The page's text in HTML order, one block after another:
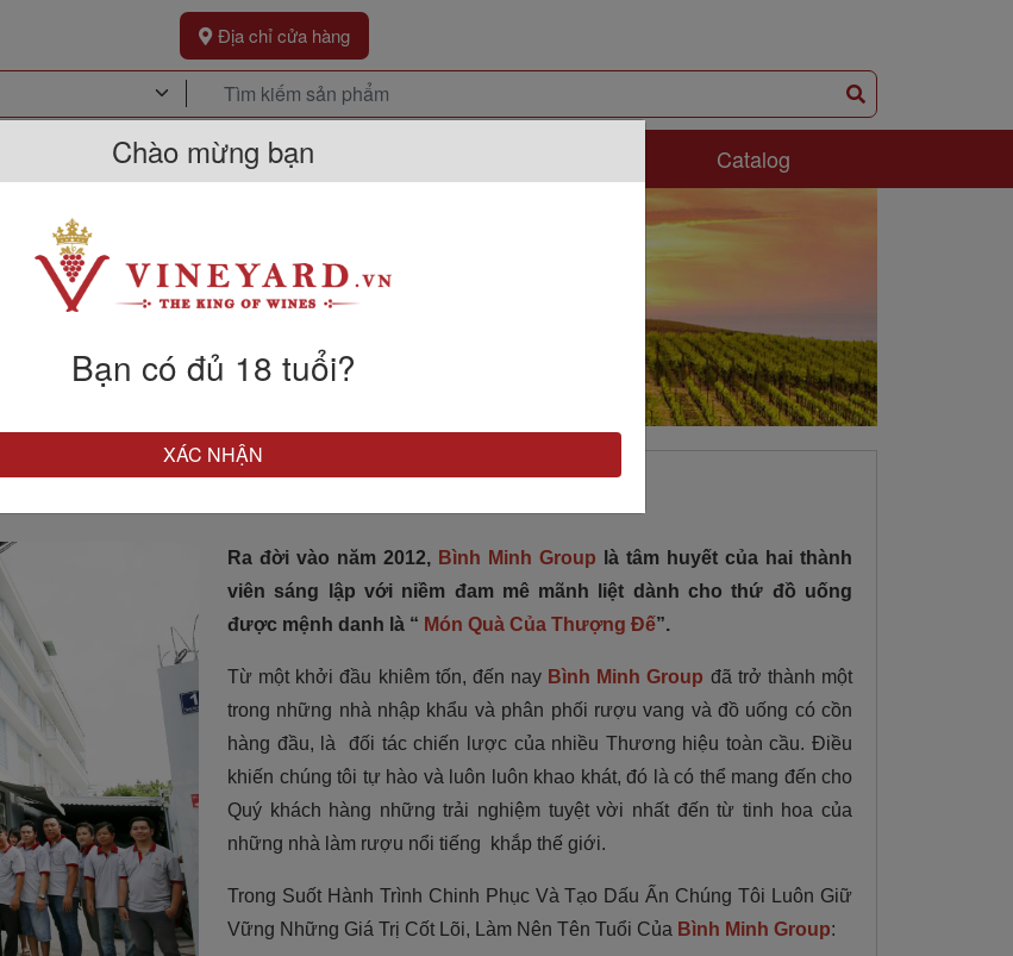
Địa chỉ cửa hàng
Sự Kiện Catalog
GIỚI THIỆU BINH MINH GROUP
Ra đời vào năm 2012, Bình Minh Group là tâm huyết của hai thành
viên sáng lập với niềm đam mê mãnh liệt dành cho thứ đồ uống
được mệnh danh là “ Món Quà Của Thượng Đế”.
Từ một khởi đầu khiêm tốn, đến nay Bình Minh Group đã trở thành một
trong những nhà nhập khẩu và phân phối rượu vang và đồ uống có cồn
hàng đầu, là đối tác chiến lược của nhiều Thương hiệu toàn cầu. Điều
khiến chúng tôi tự hào và luôn luôn khao khát, đó là có thể mang đến cho
Quý khách hàng những trải nghiệm tuyệt vời nhất đến từ tinh hoa của
những nhà làm rượu nổi tiếng khắp thế giới.
Trong Suốt Hành Trình Chinh Phục Và Tạo Dấu Ấn Chúng Tôi Luôn Giữ
Vững Những Giá Trị Cốt Lõi, Làm Nên Tên Tuổi Của Bình Minh Group:
Chào mừng bạn
Bạn có đủ 18 tuổi?
XÁC NHẬN